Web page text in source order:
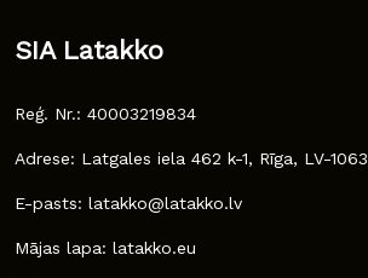
SIA Latakko
Reģ. Nr.: 40003219834
Adrese: Latgales iela 462 k-1, Rīga, LV-1063
E-pasts: latakko@latakko.lv
Mājas lapa: latakko.eu